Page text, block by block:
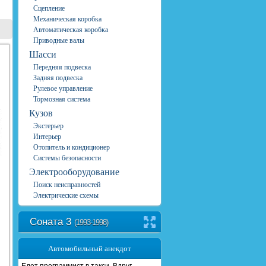
Сцепление
Механическая коробка
Автоматическая коробка
Приводные валы
Шасси
Передняя подвеска
Задняя подвеска
Рулевое управление
Тормозная система
Кузов
Экстерьер
Интерьер
Отопитель и кондиционер
Системы безопасности
Электрооборудование
Поиск неисправностей
Электрические схемы
Соната 3 (1993-1998)
Автомобильный анекдот